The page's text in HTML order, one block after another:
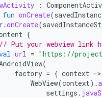
:
fun onCreate(
.onCreate(
{
// Put your webview link
url = "https://project-
(
factory = { context -
WebView(context).
settings .